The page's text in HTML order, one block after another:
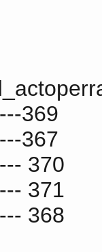
369
367
370
371
368